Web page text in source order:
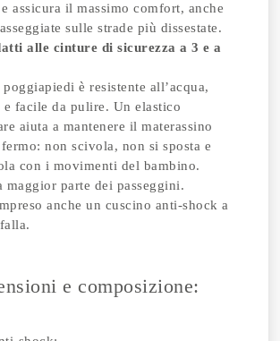
assicura il massimo comfort, anche
sulle strade più dissestate.
alle cinture di sicurezza a 3 e a
è resistente all’acqua,
e facile da pulire. Un elastico
aiuta a mantenere il materassino
non scivola, non si sposta e
con i movimenti del bambino.
maggior parte dei passeggini.
anche un cuscino anti-shock a
e composizione: